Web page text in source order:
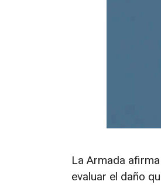
La Armada
evaluar el daño